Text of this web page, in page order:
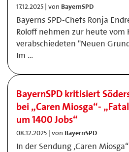
17.12.2025 | von BayernSPD
Bayerns SPD-Chefs Ronja
Roloff nehmen zur heute vom
verabschiedeten "Neuen
Im …
BayernSPD kritisiert
bei „Caren Miosga“-
um 1400 Jobs“
08.12.2025 | von BayernSPD
In der Sendung ‚Caren